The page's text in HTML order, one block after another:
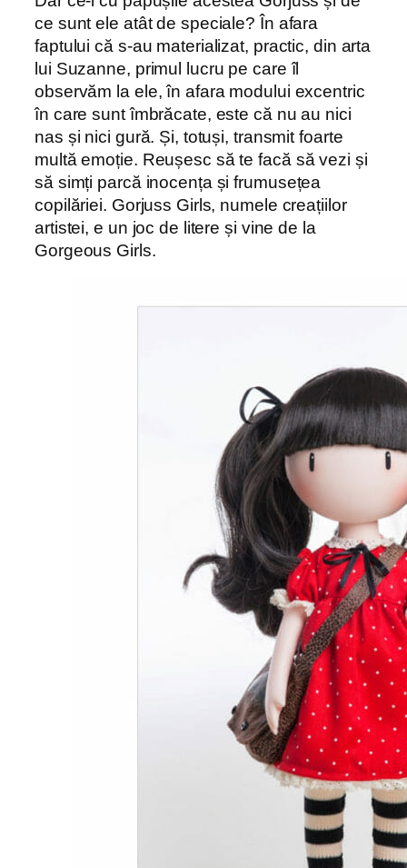
ce sunt ele atât de speciale? În afara
faptului că s-au materializat, practic, din arta
lui Suzanne, primul lucru pe care îl
observăm la ele, în afara modului excentric
în care sunt îmbrăcate, este că nu au nici
nas și nici gură. Și, totuși, transmit foarte
multă emoție. Reușesc să te facă să vezi și
să simți parcă inocența și frumusețea
copilăriei. Gorjuss Girls, numele creațiilor
artistei, e un joc de litere și vine de la
Gorgeous Girls.